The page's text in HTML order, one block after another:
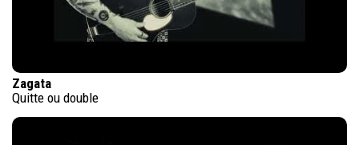
Zagata
Quitte ou double